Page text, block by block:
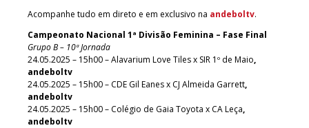
Acompanhe tudo em direto e em exclusivo na andeboltv.
Campeonato Nacional 1ª Divisão Feminina – Fase Final
Grupo B – 10ª Jornada
24.05.2025 – 15h00 – Alavarium Love Tiles x SIR 1º de Maio,
andeboltv
24.05.2025 – 15h00 – CDE Gil Eanes x CJ Almeida Garrett,
andeboltv
24.05.2025 – 15h00 – Colégio de Gaia Toyota x CA Leça,
andeboltv